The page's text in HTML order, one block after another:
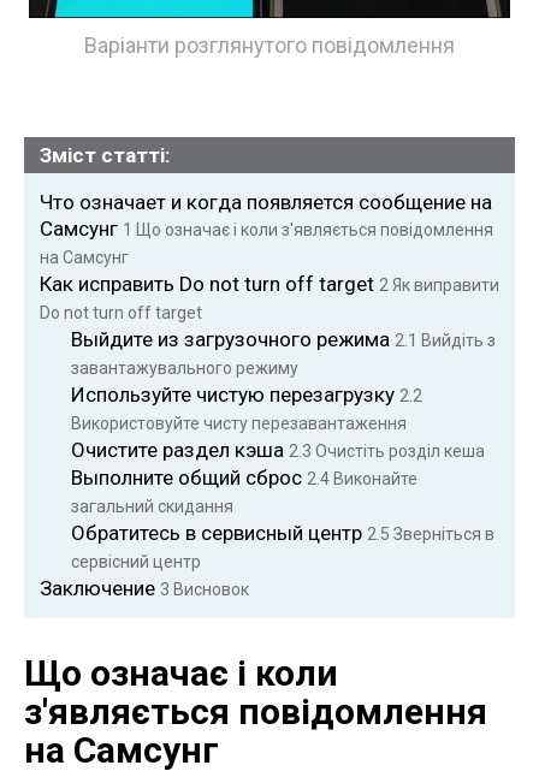
Варіанти розглянутого повідомлення
Зміст статті:
Что означает и когда появляется сообщение на
Самсунг 1 Що означає і коли з'являється повідомлення
на Самсунг
Как исправить Do not turn off target 2Як виправити
Do not turn off target
Выйдите из загрузочного режима 2.1 Вийдіть з
завантажувального режиму
Используйте чистую перезагрузку 2.2
Використовуйте чисту перезавантаження
Очистите раздел кэша 2.3 Очистіть розділ кеша
Выполните общий сброс 2.4Виконайте
загальний скидання
Обратитесь в сервисный центр 2.5 Зверніться в
сервісний центр
Заключение 3 Висновок
Що означає і коли
з'являється повідомлення
на Самсунг